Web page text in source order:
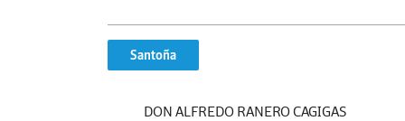
Santoña
DON ALFREDO RANERO CAGIGAS